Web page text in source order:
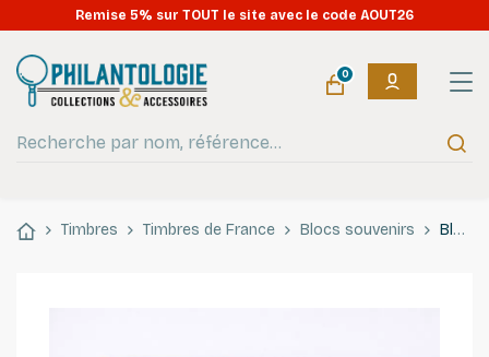
Remise 5% sur TOUT le site avec le code AOUT26
0
Timbres Timbres de France Blocs souvenirs Bloc souvenir N°25 Meilleurs Vœux - Hérisson neuf**.